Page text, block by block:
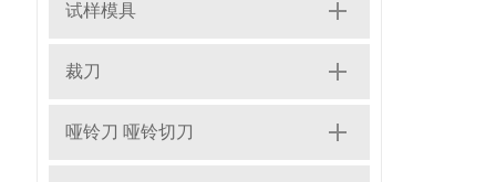
试样模具
裁刀
哑铃刀 哑铃切刀